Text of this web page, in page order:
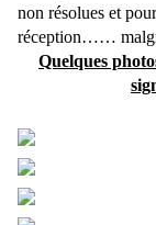
non résolues et
réception……
Quelques